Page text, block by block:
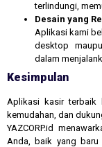
terlindungi,
Desain yang
Aplikasi kami
desktop
dalam
Kesimpulan
Aplikasi kasir terbaik
kemudahan, dan
YAZCORP.id
Anda, baik yang baru